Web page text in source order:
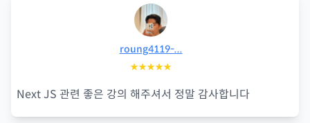
roung4119-...
★★★★★
Next JS 관련 좋은 강의 해주셔서 정말 감사합니다